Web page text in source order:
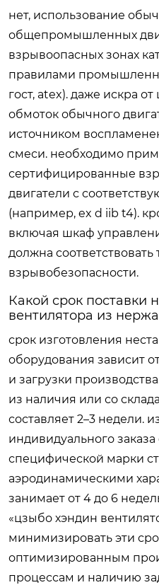
нет, использование
общепромышленных
взрывоопасных зонах
правилами
гост, atex). даже искра
обмоток обычного
источником
смеси. необходимо
сертифицированные
двигатели с
(например, ex d iib t4).
включая шкаф
должна
взрывобезопасности.
Какой срок поставки
вентилятора из
срок изготовления
оборудования зависит
и загрузки
из наличия или со
составляет 2–3 недели.
индивидуального
специфической марки
аэродинамическими
занимает от 4 до 6
«цзыбо хэндин
минимизировать эти
оптимизированным
процессам и наличию